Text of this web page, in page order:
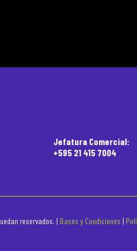
Jefatura Comercial:
+595 21 415 7004
reservados. | Bases y Condiciones |